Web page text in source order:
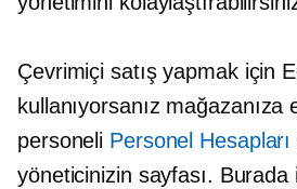
Çevrimiçi satış yapmak için
kullanıyorsanız
personeli Personel Hesapları
yöneticinizin sayfası. Burada